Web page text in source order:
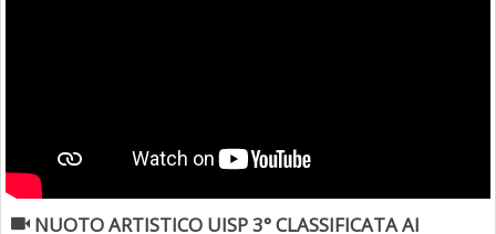
NUOTO ARTISTICO UISP 3° CLASSIFICATA AI